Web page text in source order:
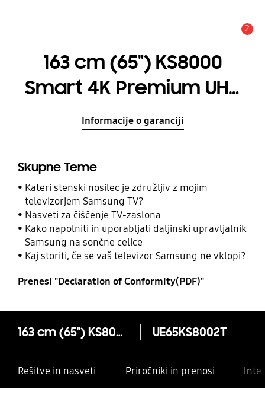
2
163 cm (65") KS8000
Smart 4K Premium UHD
TV
Informacije o garanciji
Skupne Teme
Kateri stenski nosilec je združljiv z mojim
televizorjem Samsung TV?
Nasveti za čiščenje TV-zaslona
Kako napolniti in uporabljati daljinski upravljalnik
Samsung na sončne celice
Kaj storiti, če se vaš televizor Samsung ne vklopi?
Prenesi "Declaration of Conformity(PDF)"
163 cm (65") KS8000 Smart 4K Premium UHD TV UE65KS8002T
Rešitve in nasveti Priročniki in prenosi